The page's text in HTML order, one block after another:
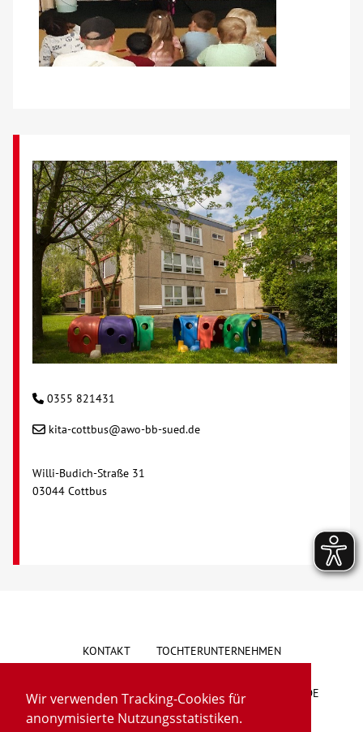
Wir verwenden Tracking-Cookies für
anonymisierte Nutzungsstatistiken.
0355 821431
kita-cottbus@awo-bb-sued.de
Willi-Budich-Straße 31
03044 Cottbus
KONTAKT TOCHTERUNTERNEHMEN
HINWEISGEBERSYSTEM VORSCHLAG/BESCHWERDE